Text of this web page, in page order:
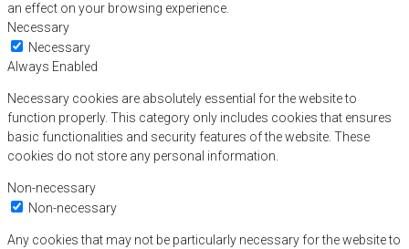
an effect on your browsing experience.
Necessary
Necessary
Always Enabled
Necessary cookies are absolutely essential for the website to
function properly. This category only includes cookies that ensures
basic functionalities and security features of the website. These
cookies do not store any personal information.
Non-necessary
Non-necessary
Any cookies that may not be particularly necessary for the website to